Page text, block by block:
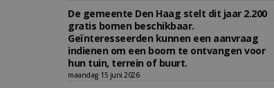
De gemeente Den Haag stelt dit jaar 2.200
gratis bomen beschikbaar.
Geïnteresseerden kunnen een aanvraag
indienen om een boom te ontvangen voor
hun tuin, terrein of buurt.
maandag 15 juni 2026